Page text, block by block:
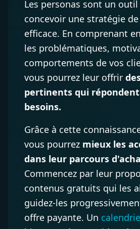
Les personas sont un
concevoir une stratégie
efficace. En comprenant
les problématiques,
comportements de vos
vous pourrez leur offrir
pertinents qui
besoins.
Grâce à cette
vous pourrez mieux les
dans leur parcours
Commencez par leur
contenus gratuits qui les
guidez-les
offre payante. Un